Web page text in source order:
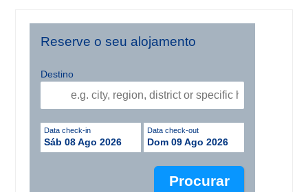
Reserve o seu alojamento
Destino
Data check-in
Sáb 08 Ago 2026
Data check-out
Dom 09 Ago 2026